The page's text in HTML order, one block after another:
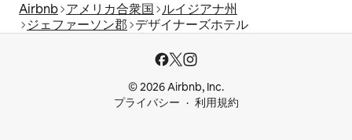
Airbnb アメリカ合衆国 ルイジアナ州
ジェファーソン郡 デザイナーズホテル
© 2026 Airbnb, Inc.
プライバシー
利用規約